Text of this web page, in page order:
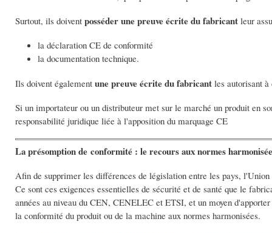
Surtout, ils doivent posséder une preuve écrite du fabricant leur
la déclaration CE de conformité
la documentation technique.
Ils doivent également une preuve écrite du fabricant les autorisant
Si un importateur ou un distributeur met sur le marché un produit en
responsabilité juridique liée à l'apposition du marquage CE
La présomption de conformité : le recours aux normes
Afin de supprimer les différences de législation entre les pays,
Ce sont ces exigences essentielles de sécurité et de santé que le
années au niveau du CEN, CENELEC et ETSI, et un moyen
la conformité du produit ou de la machine aux normes harmonisées.